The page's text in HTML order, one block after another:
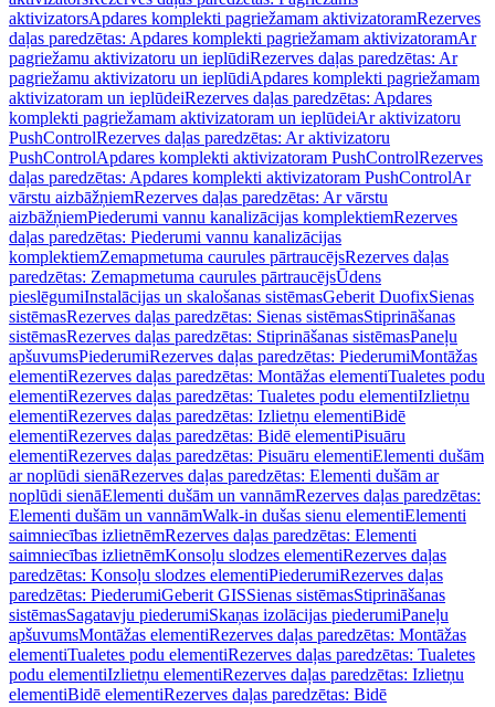
aktivizatorsApdares komplekti pagriežamam aktivizatoramRezerves
daļas paredzētas: Apdares komplekti pagriežamam aktivizatoramAr
pagriežamu aktivizatoru un ieplūdiRezerves daļas paredzētas: Ar
pagriežamu aktivizatoru un ieplūdiApdares komplekti pagriežamam
aktivizatoram un ieplūdeiRezerves daļas paredzētas: Apdares
komplekti pagriežamam aktivizatoram un ieplūdeiAr aktivizatoru
PushControlRezerves daļas paredzētas: Ar aktivizatoru
PushControlApdares komplekti aktivizatoram PushControlRezerves
daļas paredzētas: Apdares komplekti aktivizatoram PushControlAr
vārstu aizbāžņiemRezerves daļas paredzētas: Ar vārstu
aizbāžņiemPiederumi vannu kanalizācijas komplektiemRezerves
daļas paredzētas: Piederumi vannu kanalizācijas
komplektiemZemapmetuma caurules pārtraucējsRezerves daļas
paredzētas: Zemapmetuma caurules pārtraucējsŪdens
pieslēgumiInstalācijas un skalošanas sistēmasGeberit DuofixSienas
sistēmasRezerves daļas paredzētas: Sienas sistēmasStiprināšanas
sistēmasRezerves daļas paredzētas: Stiprināšanas sistēmasPaneļu
apšuvumsPiederumiRezerves daļas paredzētas: PiederumiMontāžas
elementiRezerves daļas paredzētas: Montāžas elementiTualetes podu
elementiRezerves daļas paredzētas: Tualetes podu elementiIzlietņu
elementiRezerves daļas paredzētas: Izlietņu elementiBidē
elementiRezerves daļas paredzētas: Bidē elementiPisuāru
elementiRezerves daļas paredzētas: Pisuāru elementiElementi dušām
ar noplūdi sienāRezerves daļas paredzētas: Elementi dušām ar
noplūdi sienāElementi dušām un vannāmRezerves daļas paredzētas:
Elementi dušām un vannāmWalk-in dušas sienu elementiElementi
saimniecības izlietnēmRezerves daļas paredzētas: Elementi
saimniecības izlietnēmKonsoļu slodzes elementiRezerves daļas
paredzētas: Konsoļu slodzes elementiPiederumiRezerves daļas
paredzētas: PiederumiGeberit GISSienas sistēmasStiprināšanas
sistēmasSagatavju piederumiSkaņas izolācijas piederumiPaneļu
apšuvumsMontāžas elementiRezerves daļas paredzētas: Montāžas
elementiTualetes podu elementiRezerves daļas paredzētas: Tualetes
podu elementiIzlietņu elementiRezerves daļas paredzētas: Izlietņu
elementiBidē elementiRezerves daļas paredzētas: Bidē